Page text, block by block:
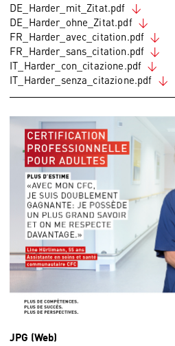
DE_Harder_mit_Zitat.pdf
DE_Harder_ohne_Zitat.pdf
FR_Harder_avec_citation.pdf
FR_Harder_sans_citation.pdf
IT_Harder_con_citazione.pdf
IT_Harder_senza_citazione.pdf
JPG (Web)